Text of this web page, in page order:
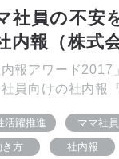
社員の不安
内報（株式
内報アワード
員向けの社内報
活躍推進 ママ社員
き方
社内報